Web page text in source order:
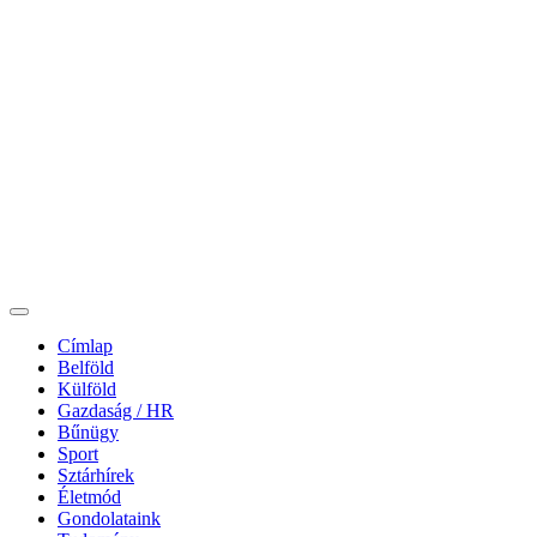
Címlap
Belföld
Külföld
Gazdaság / HR
Bűnügy
Sport
Sztárhírek
Életmód
Gondolataink